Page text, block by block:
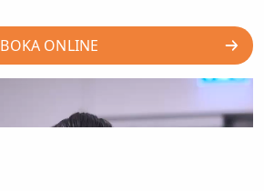
BOKA ONLINE